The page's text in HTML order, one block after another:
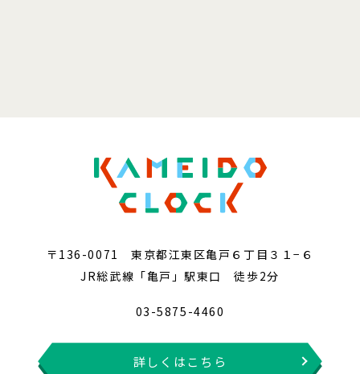
〒136-0071 東京都江東区亀戸６丁目３１−６
JR総武線「亀戸」駅東口 徒歩2分
03-5875-4460
詳しくはこちら